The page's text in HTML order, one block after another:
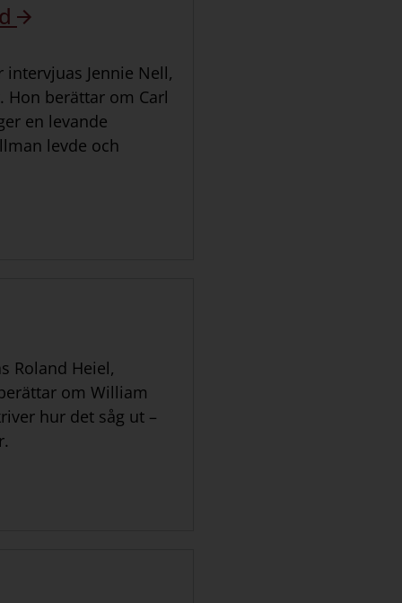
intervjuas Jennie Nell,
berättar om Carl
en levande
levde och
Roland Heiel,
om William
hur det såg ut –